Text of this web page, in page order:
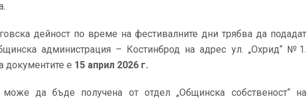
дейност по време на фестивалните дни трябва да подадат
администрация – Костинброд на адрес ул. „Охрид“ №1.
документите е 15 април 2026 г.
да бъде получена от отдел „Общинска собственост“ на